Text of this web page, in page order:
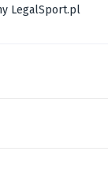
LegalSport.pl